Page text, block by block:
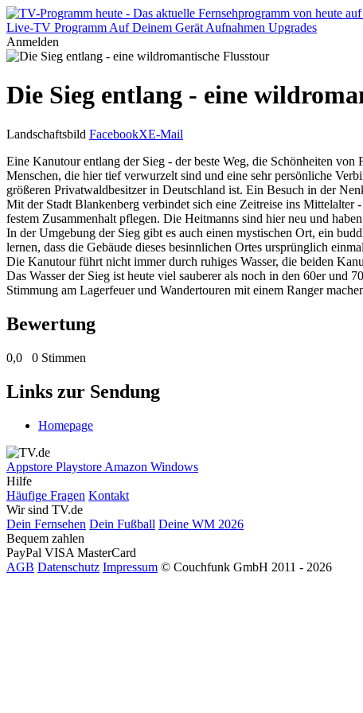
Live-TV Programm Auf Deinem Gerät Aufnahmen Upgrades
Anmelden
Die Sieg entlang - eine
Landschaftsbild FacebookXE-Mail
Eine Kanutour entlang der Sieg - der beste Weg, die Schönheiten
Menschen, die hier tief verwurzelt sind und eine sehr persönliche
größeren Privatwaldbesitzer in Deutschland ist. Ein Besuch in der
Mit der Stadt Blankenberg verbindet sich eine Zeitreise ins Mittelalter
festem Zusammenhalt pflegen. Die Heitmanns sind hier neu und
In der Umgebung der Sieg gibt es auch einen mystischen Ort, ein
lernen, dass die Gebäude dieses besinnlichen Ortes ursprünglich
Die Kanutour führt nicht immer durch ruhiges Wasser, die beiden
Das Wasser der Sieg ist heute viel sauberer als noch in den 60er und
Stimmung am Lagerfeuer und Wandertouren mit einem Ranger
Bewertung
0,0 0 Stimmen
Links zur Sendung
Homepage
Appstore Playstore Amazon Windows
Hilfe
Häufige Fragen Kontakt
Wir sind TV.de
Dein Fernsehen Dein Fußball Deine WM 2026
Bequem zahlen
PayPal VISA MasterCard
AGB Datenschutz Impressum © Couchfunk GmbH 2011 - 2026